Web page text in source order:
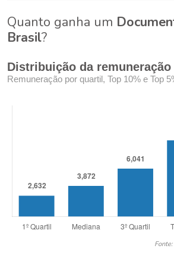
Quanto ganha um
Brasil?
Distribuição da remuneração
Remuneração por quartil, Top 10% e Top